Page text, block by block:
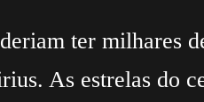
ter milhares
As estrelas do